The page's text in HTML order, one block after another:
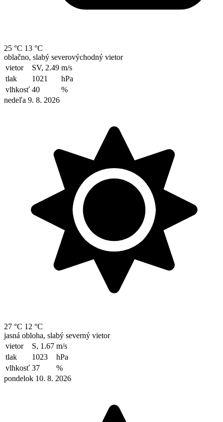
25 °C 13 °C
oblačno, slabý severovýchodný vietor
vietor
SV, 2.49 m/s
tlak
1021
hPa
vlhkosť 40
%
nedeľa 9. 8. 2026
27 °C 12 °C
jasná obloha, slabý severný vietor
vietor
S, 1.67 m/s
tlak
1023
hPa
vlhkosť 37
%
pondelok 10. 8. 2026